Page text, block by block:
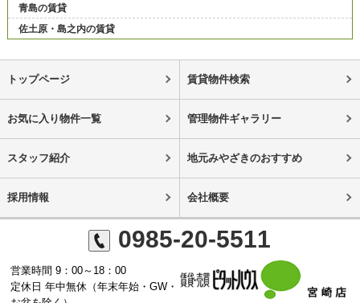
青島の賃貸
佐土原・島之内の賃貸
トップページ 賃貸物件検索
お気に入り物件一覧 管理物件ギャラリー
スタッフ紹介 地元みやざきのおすすめ
採用情報 会社概要
0985-20-5511
営業時間 9：00～18：00
定休日 年中無休（年末年始・GW・